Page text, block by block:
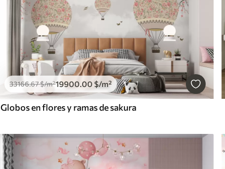
33166.67$/m²19900.00 $/m²
Globos en flores y ramas de sakura